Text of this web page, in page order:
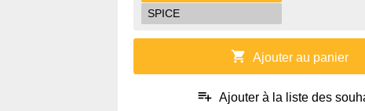
SPICE
shopping_cart Ajouter au panier
playlist_add Ajouter à la liste des